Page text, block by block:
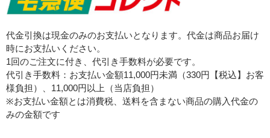
代金引換は現金のみのお支払いとなります。代金は商品お届け
時にお支払いください。
1回のご注文に付き、代引き手数料が必要です。
代引き手数料：お支払い金額11,000円未満（330円【税込】お客
様負担）、11,000円以上（当店負担）
※お支払い金額とは消費税、送料を含まない商品の購入代金の
みの金額です